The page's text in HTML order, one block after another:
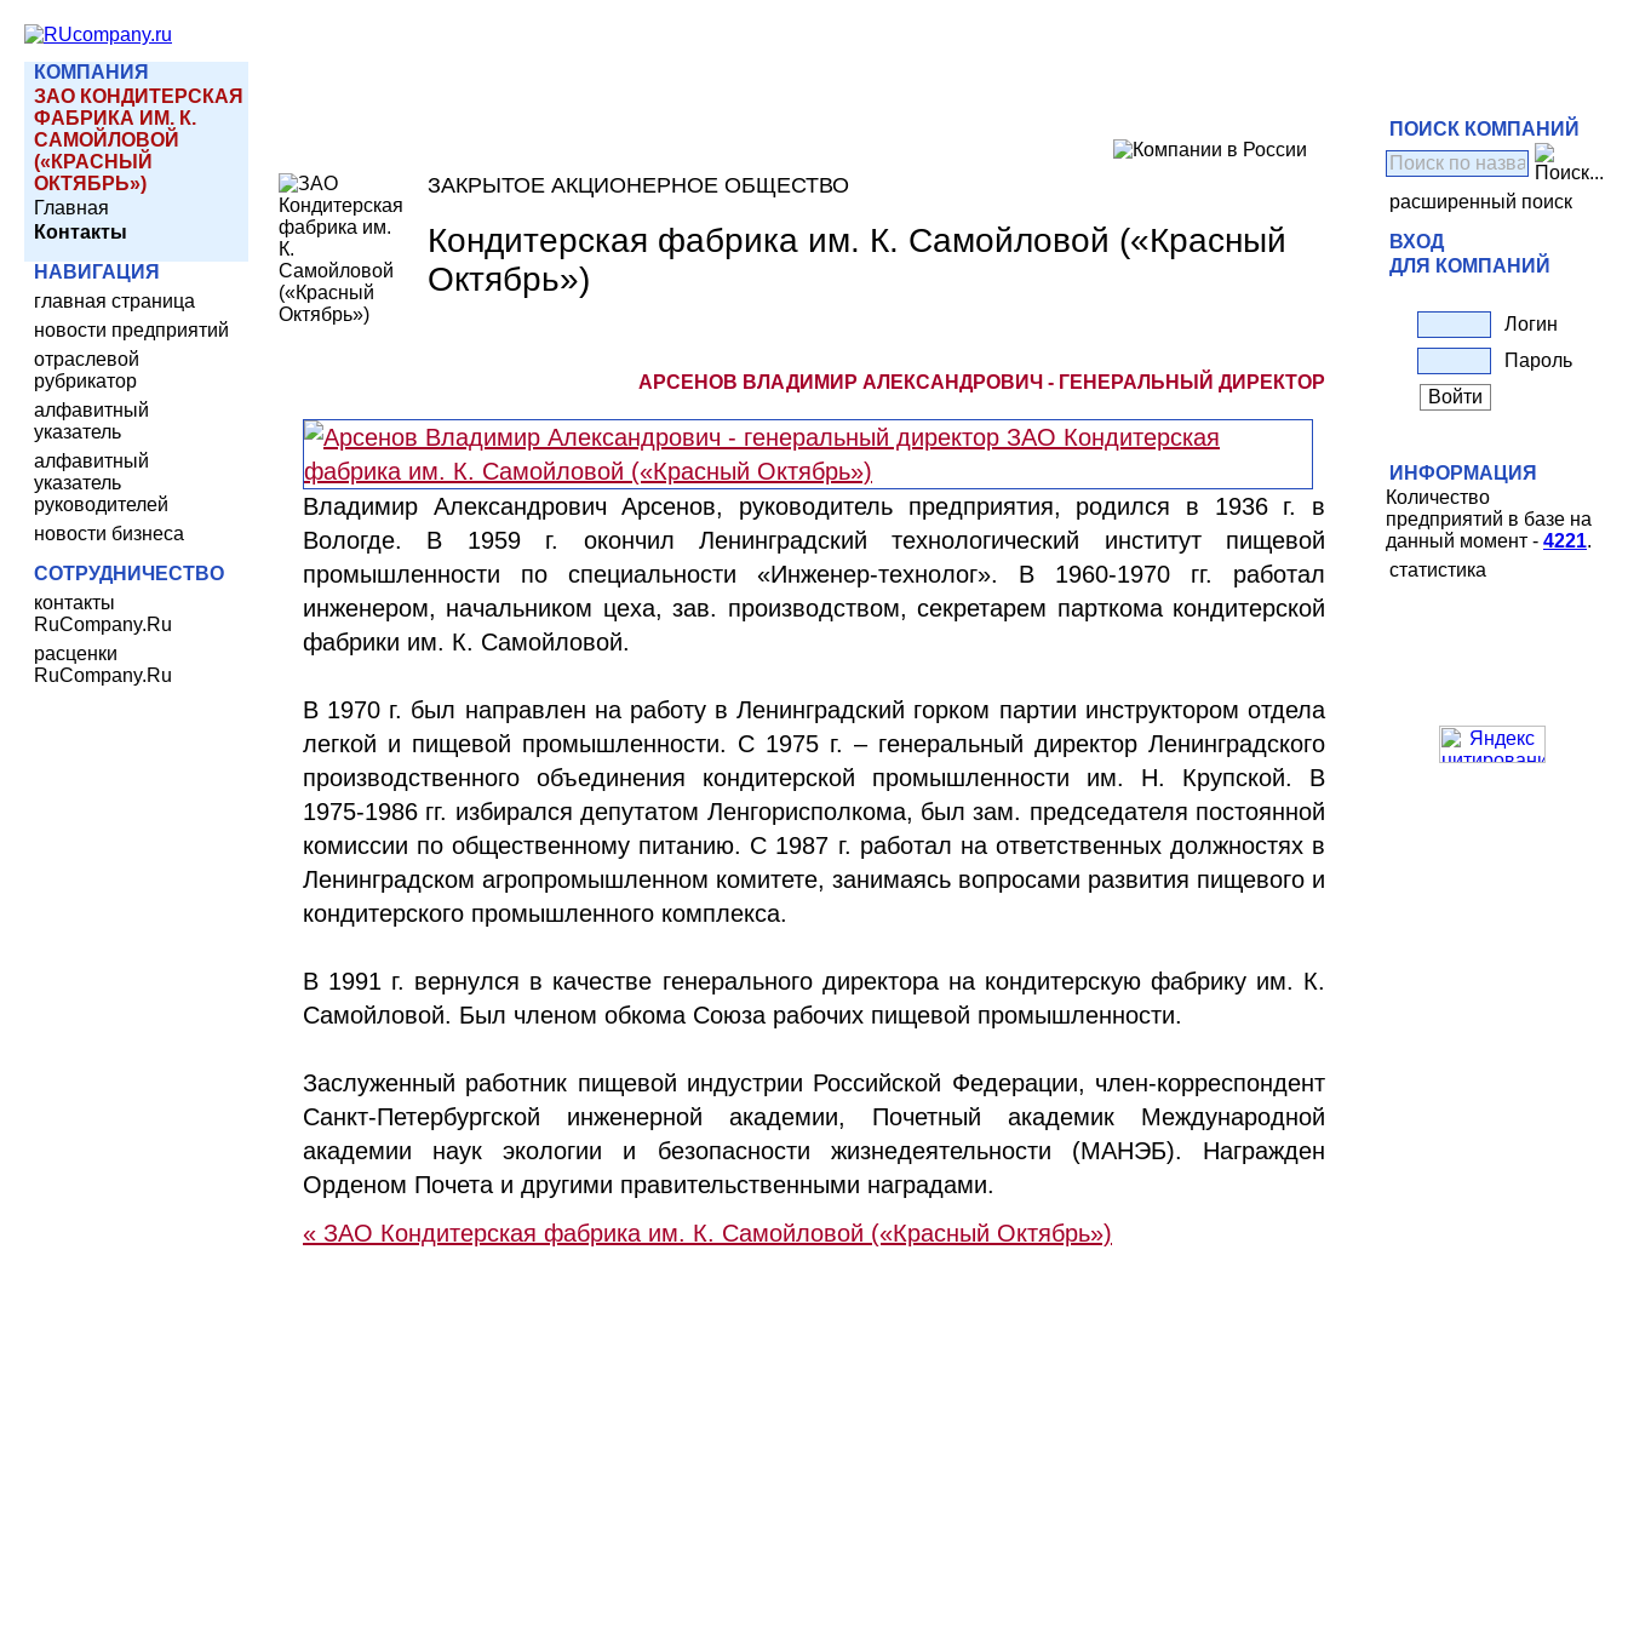
КОМПАНИЯ
ЗАО КОНДИТЕРСКАЯ
ФАБРИКА ИМ. К.
САМОЙЛОВОЙ
(«КРАСНЫЙ
ОКТЯБРЬ»)
Главная
Контакты
НАВИГАЦИЯ
главная страница
новости предприятий
отраслевой
рубрикатор
алфавитный
указатель
алфавитный
указатель
руководителей
новости бизнеса
СОТРУДНИЧЕСТВО
контакты
RuCompany.Ru
расценки
RuCompany.Ru
ЗАКРЫТОЕ АКЦИОНЕРНОЕ ОБЩЕСТВО
Кондитерская фабрика им. К. Самойловой («Красный
Октябрь»)
АРСЕНОВ ВЛАДИМИР АЛЕКСАНДРОВИЧ - ГЕНЕРАЛЬНЫЙ ДИРЕКТОР
Владимир Александрович Арсенов, руководитель предприятия, родился в 1936 г. в
Вологде. В 1959 г. окончил Ленинградский технологический институт пищевой
промышленности по специальности «Инженер-технолог». В 1960-1970 гг. работал
инженером, начальником цеха, зав. производством, секретарем парткома кондитерской
фабрики им. К. Самойловой.
В 1970 г. был направлен на работу в Ленинградский горком партии инструктором отдела
легкой и пищевой промышленности. С 1975 г. – генеральный директор Ленинградского
производственного объединения кондитерской промышленности им. Н. Крупской. В
1975-1986 гг. избирался депутатом Ленгорисполкома, был зам. председателя постоянной
комиссии по общественному питанию. С 1987 г. работал на ответственных должностях в
Ленинградском агропромышленном комитете, занимаясь вопросами развития пищевого и
кондитерского промышленного комплекса.
В 1991 г. вернулся в качестве генерального директора на кондитерскую фабрику им. К.
Самойловой. Был членом обкома Союза рабочих пищевой промышленности.
Заслуженный работник пищевой индустрии Российской Федерации, член-корреспондент
Санкт-Петербургской инженерной академии, Почетный академик Международной
академии наук экологии и безопасности жизнедеятельности (МАНЭБ). Награжден
Орденом Почета и другими правительственными наградами.
« ЗАО Кондитерская фабрика им. К. Самойловой («Красный Октябрь»)
ПОИСК КОМПАНИЙ
расширенный поиск
ВХОД
ДЛЯ КОМПАНИЙ
Логин
Пароль
ИНФОРМАЦИЯ
Количество
предприятий в базе на
данный момент - 4221.
статистика